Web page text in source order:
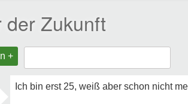
der Zukunft
+
Ich bin erst 25, weiß aber schon nicht